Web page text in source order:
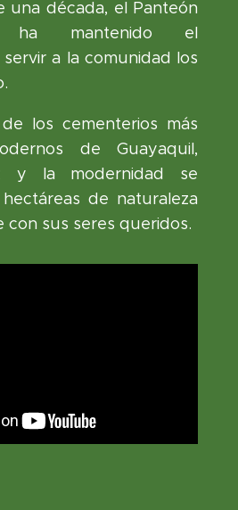
una década, el Panteón
ha mantenido el
a la comunidad los
los cementerios más
de Guayaquil,
y la modernidad se
de naturaleza
con sus seres queridos.